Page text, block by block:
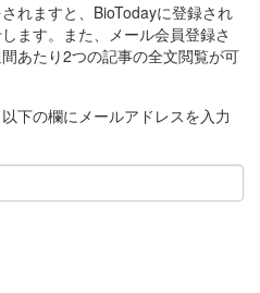
れますと、BioTodayに登録され
ます。また、メール会員登録さ
あたり2つの記事の全文閲覧が可
下の欄にメールアドレスを入力